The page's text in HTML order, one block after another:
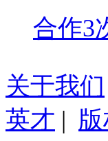
合作3
关于我们
英才 |